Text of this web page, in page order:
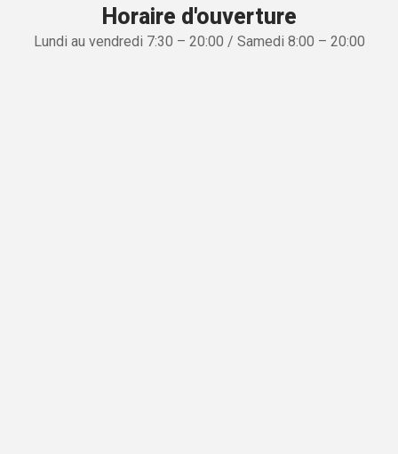
Horaire d'ouverture
Lundi au vendredi 7:30 – 20:00 / Samedi 8:00 – 20:00